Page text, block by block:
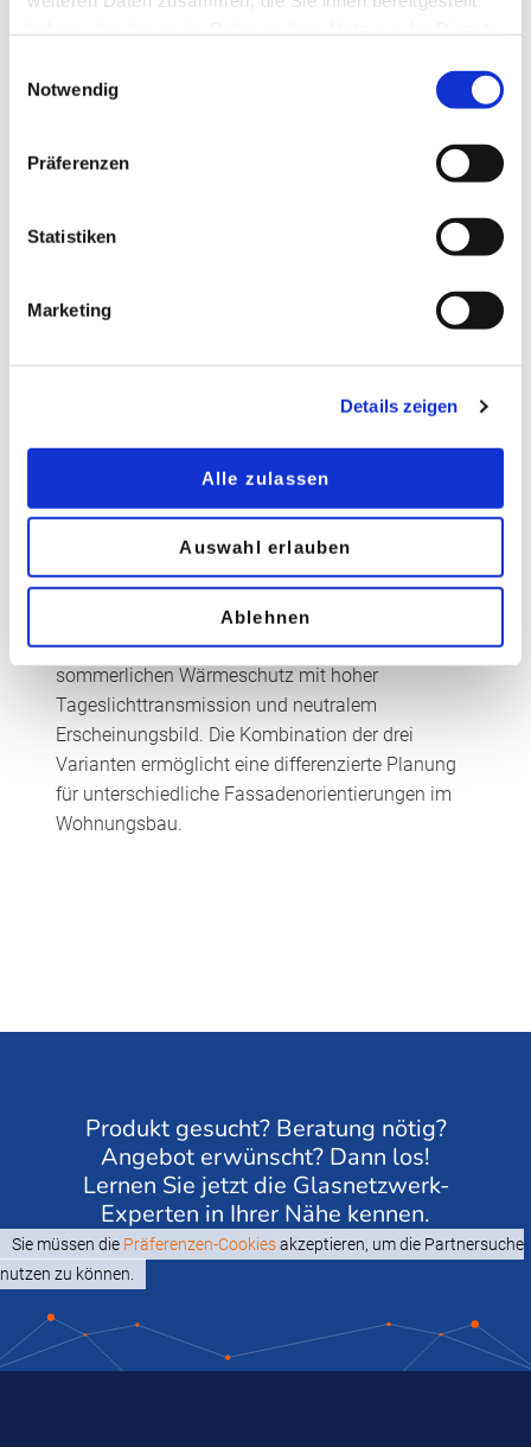
Notwendig
Präferenzen
Statistiken
Marketing
Details zeigen
Alle zulassen
Auswahl erlauben
Ablehnen
Fensterflächengröße
optimieren.
Verfügbarkeit
6 mm
Die Umstellung inCalumen Onlinewurde bereits
CO₂-reduzierten Basisglas ORAÉverfügbar.
ECLAZ SUN PLUS ergänzt das vorhandene ECLAZ-
Portfolio um eine leistungsfähige Option für
sommerlichen Wärmeschutz mit hoher
Tageslichttransmission und neutralem
Erscheinungsbild. Die Kombination der drei
Varianten ermöglicht eine differenzierte Planung
für unterschiedliche Fassadenorientierungen im
Wohnungsbau.
Produkt gesucht? Beratung nötig?
Angebot erwünscht? Dann los!
Lernen Sie jetzt die Glasnetzwerk-
Experten in Ihrer Nähe kennen.
Sie müssen die Präferenzen-Cookiesakzeptieren, um die Partnersuche
nutzen zu können.